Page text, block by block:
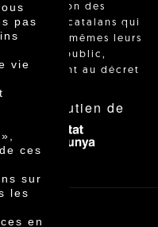
pas
vie
ces
sur
les
en
des
catalans qui
eux-mêmes leurs
au public,
au décret
2013."
Avec le soutien de